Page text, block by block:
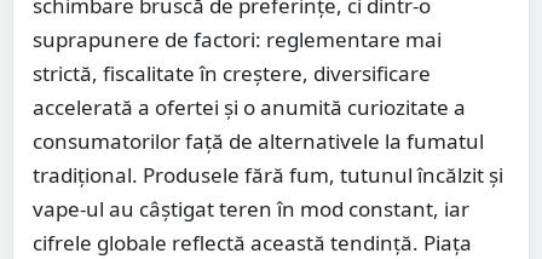
schimbare bruscă de preferințe, ci dintr-o
suprapunere de factori: reglementare mai
strictă, fiscalitate în creștere, diversificare
accelerată a ofertei și o anumită curiozitate a
consumatorilor față de alternativele la fumatul
tradițional. Produsele fără fum, tutunul încălzit și
vape-ul au câștigat teren în mod constant, iar
cifrele globale reflectă această tendință. Piața